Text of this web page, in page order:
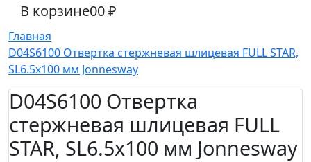
В корзине00 ₽
Главная
D04S6100 Отвертка стержневая шлицевая FULL STAR,
SL6.5х100 мм Jonnesway
D04S6100 Отвертка
стержневая шлицевая FULL
STAR, SL6.5х100 мм Jonnesway